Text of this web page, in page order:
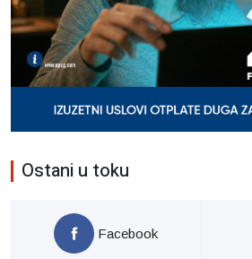
Ostani u toku
Facebook